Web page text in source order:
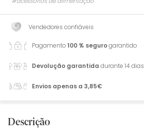
Vendedores confiáveis
Pagamento100 % segurogarantido
Devolução garantida durante 14 dias
Envios apenas a 3,85€
Descrição